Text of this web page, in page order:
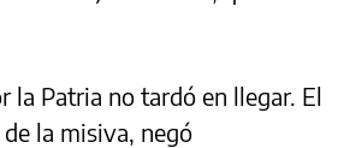
la Patria no tardó en llegar. El
la misiva, negó